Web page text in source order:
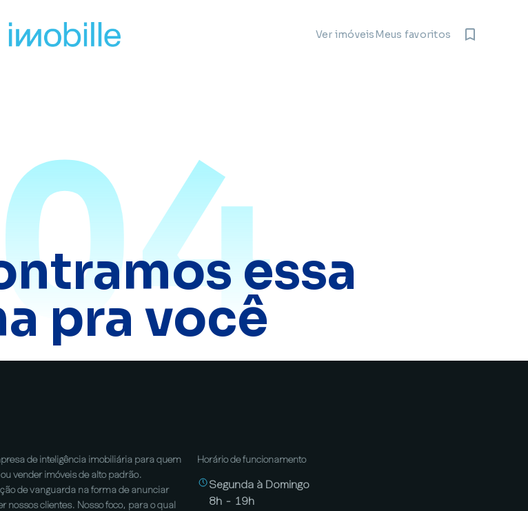
Ver imóveisMeus favoritos
essa
pra você
de inteligência imobiliária para quem
vender imóveis de alto padrão.
de vanguarda na forma de anunciar
nossos clientes. Nosso foco, para o qual
Horário de funcionamento
Segunda à Domingo
8h - 19h